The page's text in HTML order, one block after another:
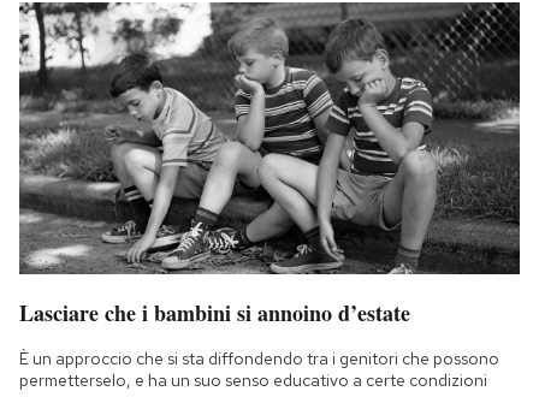
Lasciare che i bambini si annoino d’estate
È un approccio che si sta diffondendo tra i genitori che possono
permetterselo, e ha un suo senso educativo a certe condizioni